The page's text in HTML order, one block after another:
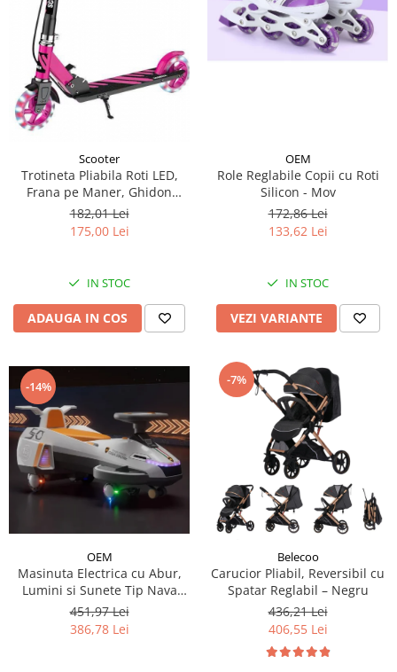
Scooter
Trotineta Pliabila Roti LED,
Frana pe Maner, Ghidon
Reglabil - Roz
182,01 Lei
175,00 Lei
IN STOC
ADAUGA IN COS
OEM
Role Reglabile Copii cu Roti
Silicon - Mov
172,86 Lei
133,62 Lei
IN STOC
VEZI VARIANTE
-14%
OEM
Masinuta Electrica cu Abur,
Lumini si Sunete Tip Nava
Spatiala
451,97 Lei
386,78 Lei
-7%
Belecoo
Carucior Pliabil, Reversibil cu
Spatar Reglabil – Negru
436,21 Lei
406,55 Lei